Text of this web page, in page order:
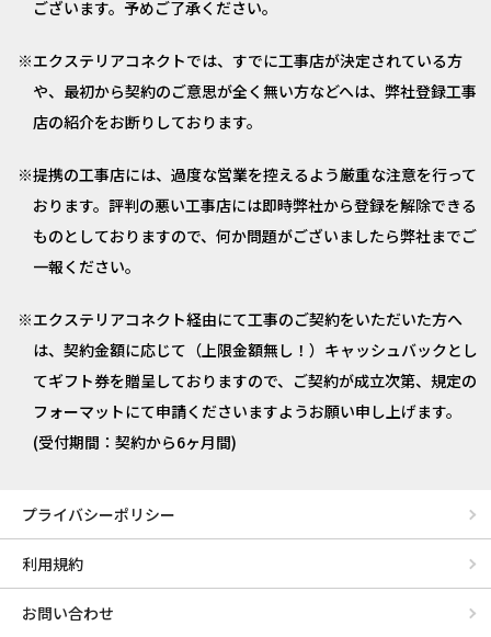
ございます。予めご了承ください。
エクステリアコネクトでは、すでに工事店が決定されている方
や、最初から契約のご意思が全く無い方などへは、弊社登録工事
店の紹介をお断りしております。
提携の工事店には、過度な営業を控えるよう厳重な注意を行って
おります。評判の悪い工事店には即時弊社から登録を解除できる
ものとしておりますので、何か問題がございましたら弊社までご
一報ください。
エクステリアコネクト経由にて工事のご契約をいただいた方へ
は、契約金額に応じて（上限金額無し！）キャッシュバックとし
てギフト券を贈呈しておりますので、ご契約が成立次第、規定の
フォーマットにて申請くださいますようお願い申し上げます。
(受付期間：契約から6ヶ月間)
プライバシーポリシー
利用規約
お問い合わせ